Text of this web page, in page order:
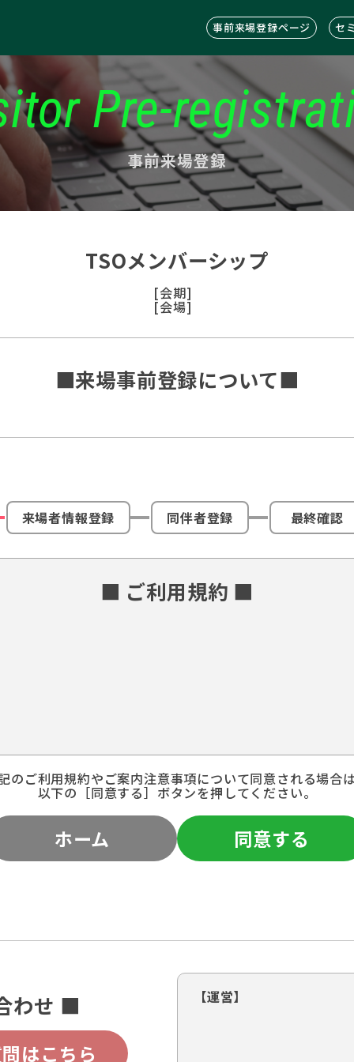
事前来場登録ページ セ
Pre-
事前来場登録
TSOメンバーシップ
[会期]
[会場]
■来場事前登録について■
来場者情報登録 同伴者登録 最終確認
■ ご利用規約 ■
のご利用規約やご案内注意事項について同意される場合
以下の［同意する］ボタンを押してください。
ホーム 同意する
わせ ■
はこちら
【運営】